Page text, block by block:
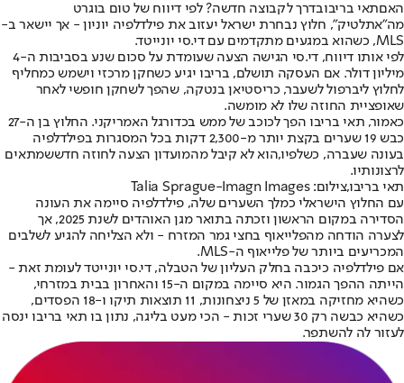
האםתאי בריבובדרך לקבוצה חדשה? לפי דיווח של טום בוגרט
מה"אתלטיק", חלוץ נבחרת ישראל יעזוב את פילדלפיה יוניון - אך יישאר ב-
MLS, כשהוא במגעים מתקדמים עם די.סי יונייטד.
לפי אותו דיווח, די.סי הגישה הצעה שעומדת על סכום שנע בסביבות ה-4
מיליון דולר. אם העסקה תושלם, בריבו יגיע כשחקן מרכזי וישמש כמחליף
לחלוץ ליברפול לשעבר, כריסטיאן בנטקה, שהפך לשחקן חופשי לאחר
שאופציית החוזה שלו לא מומשה.
כאמור, תאי בריבו הפך לכוכב של ממש בכדורגל האמריקני. החלוץ בן ה-27
כבש 19 שערים בקצת יותר מ-2,300 דקות בכל המסגרות בפילדלפיה
בעונה שעברה, כשלפיו,הוא לא קיבל מהמועדון הצעה לחוזה חדששמתאים
לרצונותיו.
תאי בריבו,צילום: Talia Sprague-Imagn Images
עם החלוץ הישראלי כמלך השערים שלה, פילדלפיה סיימה את העונה
הסדירה במקום הראשון וזכתה בתואר מגן האוהדים לשנת 2025, אך
לצערה הודחה מהפלייאוף בחצי גמר המזרח - ולא הצליחה להגיע לשלבים
המכריעים ביותר של פלייאוף ה-MLS.
אם פילדלפיה כיכבה בחלק העליון של הטבלה, די.סי יונייטד לעומת זאת -
הייתה ההפך הגמור. היא סיימה במקום ה-15 והאחרון בבית במזרחי,
כשהיא מחזיקה במאזן של 5 ניצחונות, 11 תוצאות תיקו ו-18 הפסדים,
כשהיא כבשה רק 30 שערי זכות - הכי מעט בליגה, נתון בו תאי בריבו ינסה
לעזור לה להשתפר.